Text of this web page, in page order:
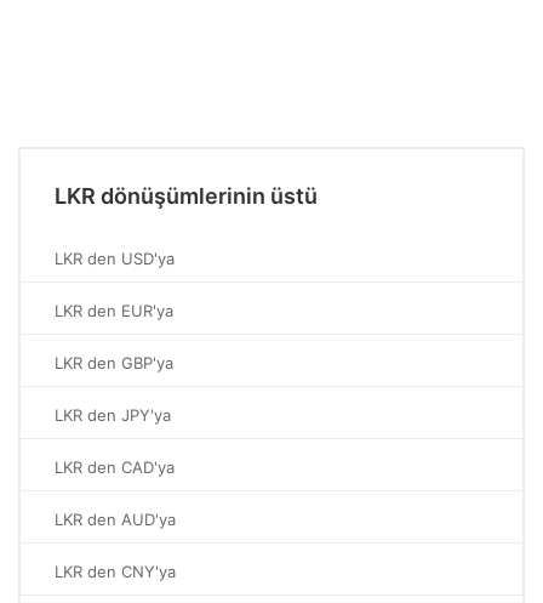
LKR dönüşümlerinin üstü
LKR den USD'ya
LKR den EUR'ya
LKR den GBP'ya
LKR den JPY'ya
LKR den CAD'ya
LKR den AUD'ya
LKR den CNY'ya